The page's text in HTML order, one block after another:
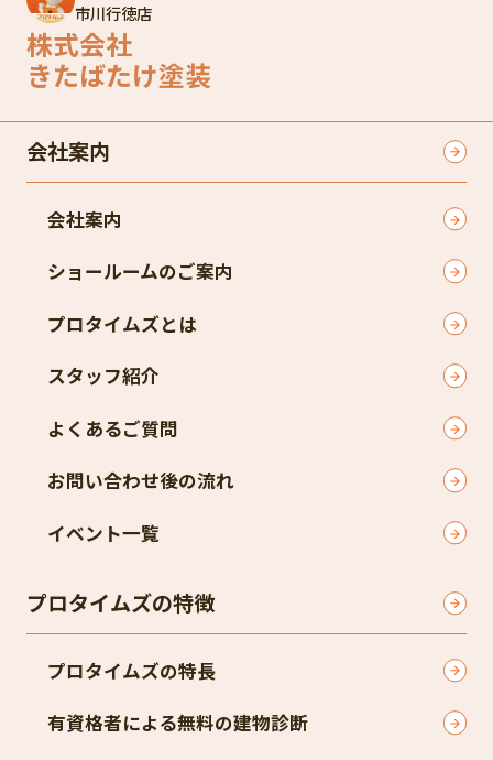
市川行徳店
株式会社
きたばたけ塗装
会社案内
会社案内
ショールームのご案内
プロタイムズとは
スタッフ紹介
よくあるご質問
お問い合わせ後の流れ
イベント一覧
プロタイムズの特徴
プロタイムズの特長
有資格者による無料の建物診断